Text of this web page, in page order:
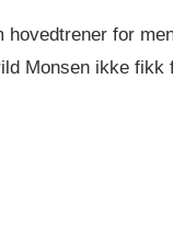
for
Monsen ikke fikk